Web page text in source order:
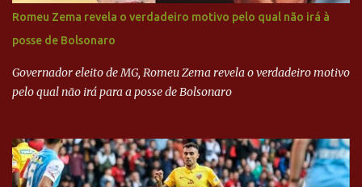
diretamente com o paulista. Depoimentos mostram como o
dinheiro da Odebrecht bancou a campanha de Serra em 2010 Leia
mais... A Lava Jato chega ao PSDB | VEJA.com
Romeu Zema revela o verdadeiro motivo pelo qual não irá à
posse de Bolsonaro
Governador eleito de MG, Romeu Zema revela o verdadeiro motivo
pelo qual não irá para a posse de Bolsonaro